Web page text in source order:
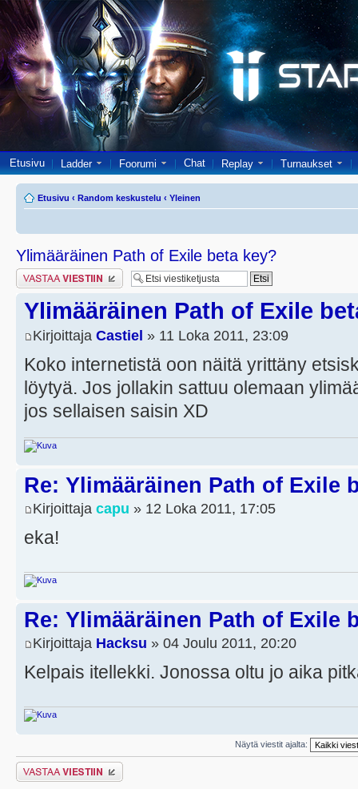
Etusivu Ladder Foorumi Chat Replay Turnaukset
Etusivu ‹ Random keskustelu ‹ Yleinen
Ylimääräinen Path of Exile beta key?
Lähetä vastaus
Ylimääräinen Path of Exile
Kirjoittaja Castiel » 11 Loka 2011, 23:09
Koko internetistä oon näitä yrittäny
löytyä. Jos jollakin sattuu olemaan
jos sellaisen saisin XD
Re: Ylimääräinen Path of Exile
Kirjoittaja capu » 12 Loka 2011, 17:05
eka!
Re: Ylimääräinen Path of Exile
Kirjoittaja Hacksu » 04 Joulu 2011, 20:20
Kelpais itellekki. Jonossa oltu jo aika
Näytä viestit ajalta:
Lähetä vastaus